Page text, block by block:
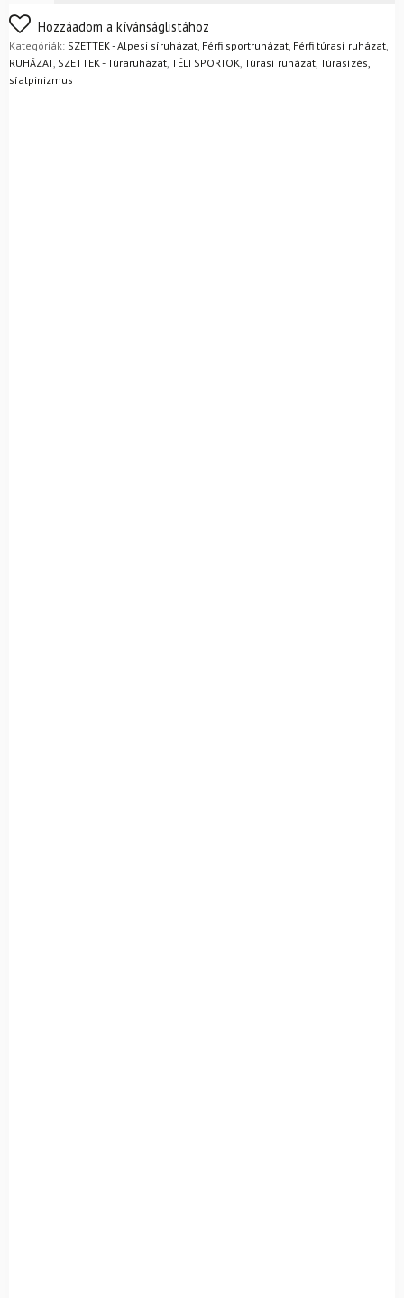
FoxPost
Nem biztos a választásában? Semmi gond – a terméket
egyszerűen visszaküldheti 14 napon belül, indoklás nélkül.
Mik a visszaküldés feltételei?
Hozzáadom a kívánságlistához
Kategóriák: SZETTEK - Alpesi síruházat, Férfi sportruházat, Férfi túrasí ruházat,
RUHÁZAT, SZETTEK - Túraruházat, TÉLI SPORTOK, Túrasí ruházat, Túrasízés,
síalpinizmus